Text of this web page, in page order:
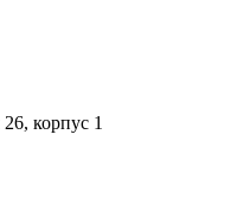
корпус 1